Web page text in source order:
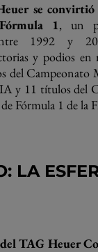
se
1, un
entre 1992 y
y podios en
del Campeonato
y 11 títulos del
Fórmula 1 de la
LA
TAG Heuer